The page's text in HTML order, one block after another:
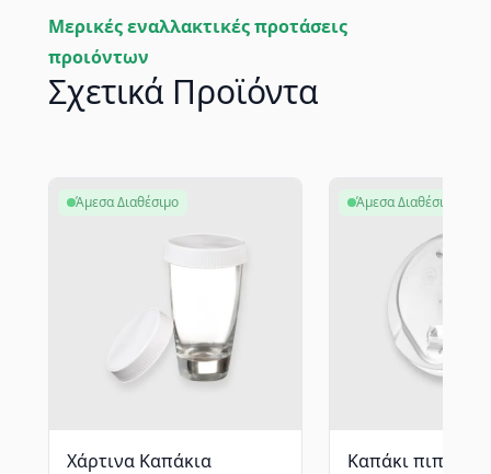
Μερικές εναλλακτικές προτάσεις
προιόντων
Σχετικά Προϊόντα
Χάρτινα Καπάκια
Άμεσα Διαθέσιμο
Καπάκι πιπίλα
Άμεσα Διαθέσιμο